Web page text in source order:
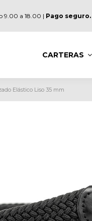
9.00 a 18.00 | Pago seguro.
CARTERAS
Elástico Liso 35 mm